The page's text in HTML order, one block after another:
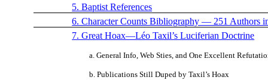
5. Baptist References
6. Character Counts Bibliography — 251 Authors
7. Great Hoax—Léo Taxil’s Luciferian Doctrine
a. General Info, Web Sties, and One Excellent
b. Publications Still Duped by Taxil’s Hoax